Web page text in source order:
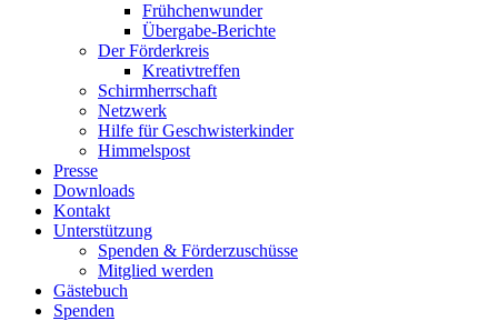
Frühchenwunder
Übergabe-Berichte
Der Förderkreis
Kreativtreffen
Schirmherrschaft
Netzwerk
Hilfe für Geschwisterkinder
Himmelspost
Presse
Downloads
Kontakt
Unterstützung
Spenden & Förderzuschüsse
Mitglied werden
Gästebuch
Spenden